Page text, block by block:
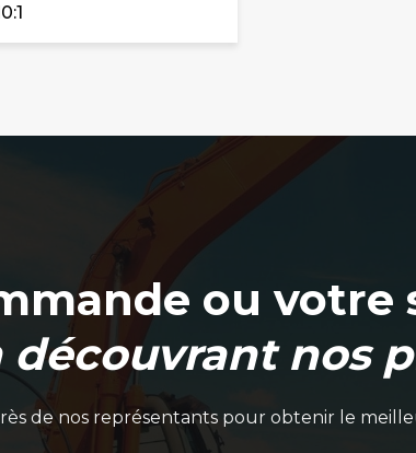
ou
découvrant nos
de nos représentants pour obtenir le